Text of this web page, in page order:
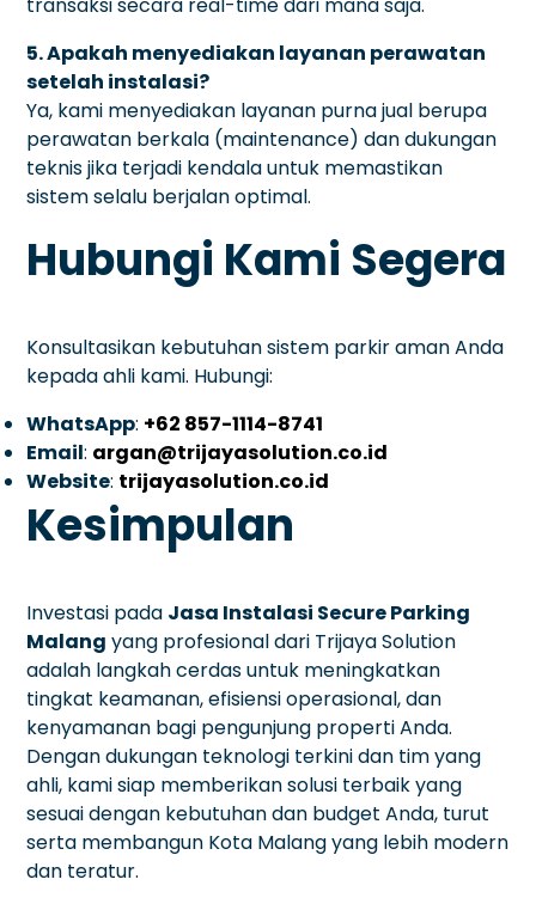
5. Apakah menyediakan layanan perawatan
setelah instalasi?
Ya, kami menyediakan layanan purna jual berupa
perawatan berkala (maintenance) dan dukungan
teknis jika terjadi kendala untuk memastikan
sistem selalu berjalan optimal.
Hubungi Kami Segera
Konsultasikan kebutuhan sistem parkir aman Anda
kepada ahli kami. Hubungi:
WhatsApp: +62 857-1114-8741
Email: argan@trijayasolution.co.id
Website: trijayasolution.co.id
Kesimpulan
Investasi pada Jasa Instalasi Secure Parking
Malang yang profesional dari Trijaya Solution
adalah langkah cerdas untuk meningkatkan
tingkat keamanan, efisiensi operasional, dan
kenyamanan bagi pengunjung properti Anda.
Dengan dukungan teknologi terkini dan tim yang
ahli, kami siap memberikan solusi terbaik yang
sesuai dengan kebutuhan dan budget Anda, turut
serta membangun Kota Malang yang lebih modern
dan teratur.